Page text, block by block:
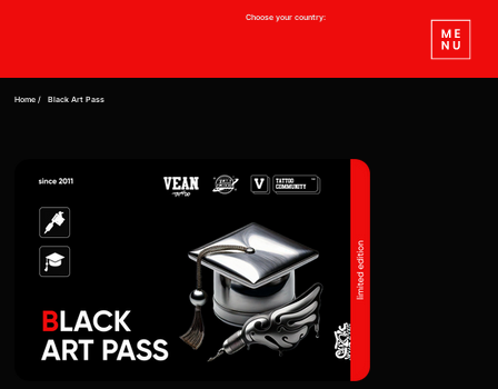
Choose your country:
Home / Black Art Pass